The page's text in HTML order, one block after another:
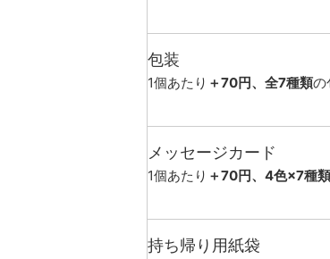
包装
1個あたり ＋70円、全7種類の
メッセージカード
1個あたり ＋70円、4色×7種類
持ち帰り用紙袋